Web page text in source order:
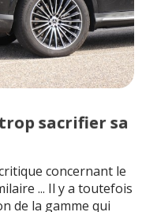
sacrifier sa
concernant le
... Il y a toutefois
de la gamme qui